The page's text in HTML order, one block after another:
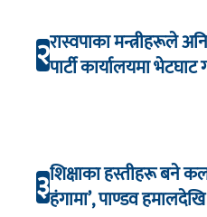
२रास्वपाका मन्त्रीहरूले
पार्टी कार्यालयमा भेटघाट
३शिक्षाका हस्तीहरू बने
हंगामा’, पाण्डव